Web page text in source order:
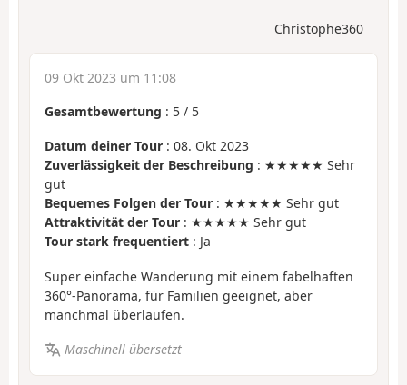
Christophe360
09 Okt 2023 um 11:08
Gesamtbewertung : 5 / 5
Datum deiner Tour : 08. Okt 2023
Zuverlässigkeit der Beschreibung : ★★★★★ Sehr
gut
Bequemes Folgen der Tour : ★★★★★ Sehr gut
Attraktivität der Tour : ★★★★★ Sehr gut
Tour stark frequentiert : Ja
Super einfache Wanderung mit einem fabelhaften
360°-Panorama, für Familien geeignet, aber
manchmal überlaufen.
Maschinell übersetzt